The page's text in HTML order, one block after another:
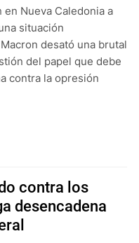
Nueva Caledonia a
situación
desató una brutal
del papel que debe
contra la opresión
contra los
desencadena